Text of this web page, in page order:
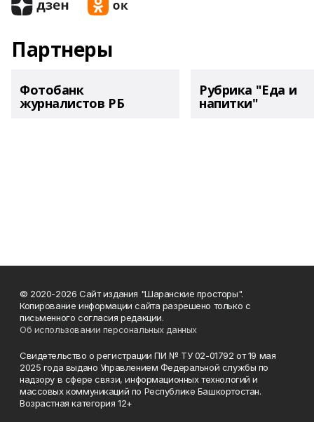
Партнеры
Фотобанк
журналистов РБ
Рубрика "Еда и
напитки"
© 2020-2026 Сайт издания "Шаранские просторы".
Копирование информации сайта разрешено только с
письменного согласия редакции.
Об использовании персональных данных
Свидетельство о регистрации ПИ № ТУ 02-01792 от 19 мая
2025 года выдано Управлением Федеральной службы по
надзору в сфере связи, информационных технологий и
массовых коммуникаций по Республике Башкортостан.
Возрастная категория 12+